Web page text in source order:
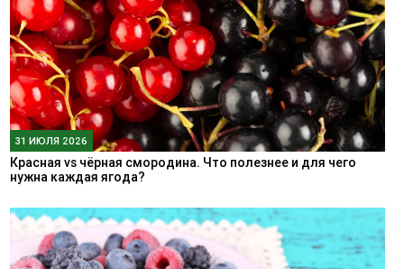
31 ИЮЛЯ 2026
Красная vs чёрная смородина. Что полезнее и для чего
нужна каждая ягода?